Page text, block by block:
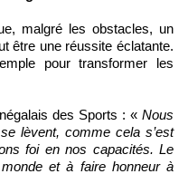
malgré les obstacles, un
être une réussite éclatante.
pour transformer les
des Sports : « Nous
lèvent, comme cela s’est
foi en nos capacités. Le
et à faire honneur à